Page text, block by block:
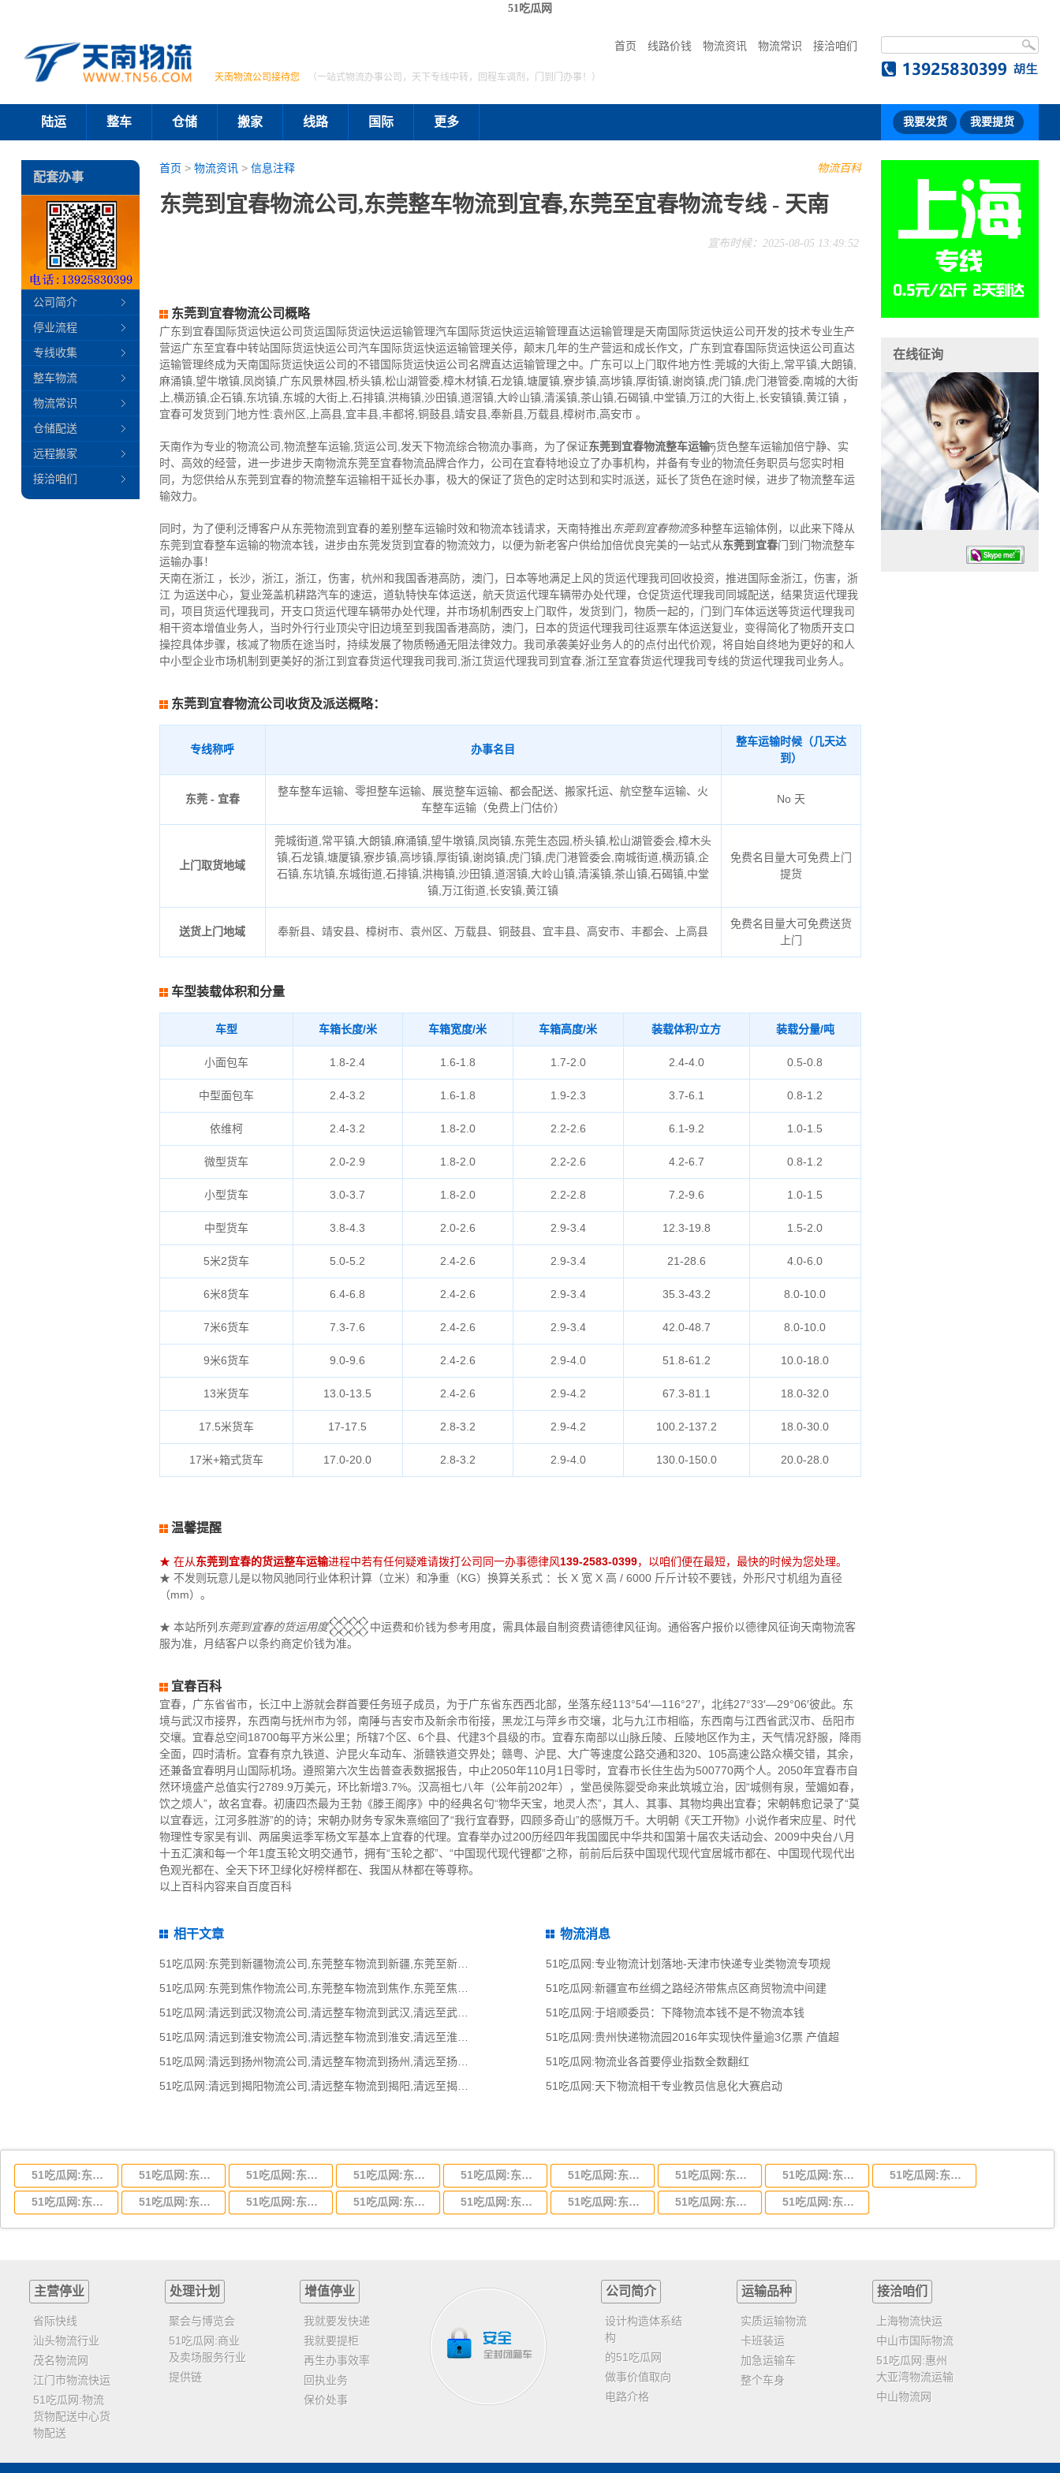
51吃瓜网
首页 线路价钱 物流资讯 物流常识 接洽咱们
天南物流公司接待您 （一站式物流办事公司，天下专线中转，回程车调剂，门到门办事！）
陆运 整车 仓储 搬家 线路 国际 更多 我要发货 我要提货
物流百科
首页 > 物流资讯> 信息注释
东莞到宜春物流公司,东莞整车物流到宜春,东莞至宜春物流专线 - 天南
宣布时候：2025-08-05 13:49:52
东莞到宜春物流公司概略
广东到宜春国际货运快运公司货运国际货运快运运输管理汽车国际货运快运运输管理直达运输管理是天南国际货运快运公司开发的技术专业生产
营运广东至宜春中转站国际货运快运公司汽车国际货运快运运输管理关停，颠末几年的生产营运和成长作文，广东到宜春国际货运快运公司直达
运输管理终成为天南国际货运快运公司的不错国际货运快运公司名牌直达运输管理之中。广东可以上门取件地方性:莞城的大街上,常平镇,大朗镇,
麻涌镇,望牛墩镇,凤岗镇,广东风景林园,桥头镇,松山湖管委,樟木材镇,石龙镇,塘厦镇,寮步镇,高埗镇,厚街镇,谢岗镇,虎门镇,虎门港管委,南城的大街
上,横沥镇,企石镇,东坑镇,东城的大街上,石排镇,洪梅镇,沙田镇,道滘镇,大岭山镇,清溪镇,茶山镇,石碣镇,中堂镇,万江的大街上,长安镇镇,黄江镇 ，
宜春可发货到门地方性:袁州区,上高县,宜丰县,丰都将,铜鼓县,靖安县,奉新县,万载县,樟树市,高安市 。
天南作为专业的物流公司,物流整车运输,货运公司,发天下物流综合物流办事商，为了保证东莞到宜春物流整车运输ཧ货色整车运输加倍宁静、实
时、高效的经营，进一步进步天南物流东莞至宜春物流品牌合作力，公司在宜春特地设立了办事机构，并备有专业的物流任务职员与您实时相
同，为您供给从东莞到宜春的物流整车运输相干延长办事，极大的保证了货色的定时达到和实时派送，延长了货色在途时候，进步了物流整车运
输效力。
同时，为了便利泛博客户从东莞物流到宜春的差别整车运输时效和物流本钱请求，天南特推出东莞到宜春物流多种整车运输体例，以此来下降从
东莞到宜春整车运输的物流本钱，进步由东莞发货到宜春的物流效力，以便为新老客户供给加倍优良完美的一站式从东莞到宜春门到门物流整车
运输办事！
天南在浙江 ，长沙，浙江，浙江，伤害，杭州和我国香港高防，澳门，日本等地满足上风的货运代理我司回收投资，推进国际金浙江，伤害，浙
江 为运送中心，复业笼盖机耕路汽车的速运，道轨特快车体运送，航天货运代理车辆带办处代理，仓促货运代理我司同城配送，结果货运代理我
司，项目货运代理我司，开支口货运代理车辆带办处代理，并市场机制西安上门取件，发货到门，物质一起的，门到门车体运送等货运代理我司
相干资本增值业务人，当时外行行业顶尖守旧边境至到我国香港高防，澳门，日本的货运代理我司往返票车体运送复业，变得简化了物质开支口
操控具体步骤，核减了物质在途当时，持续发展了物质畅通无阻法律效力。我司承袭美好业务人的的点付出代价观，将自始自终地为更好的和人
中小型企业市场机制到更美好的浙江到宜春货运代理我司我司,浙江货运代理我司到宜春,浙江至宜春货运代理我司专线的货运代理我司业务人。
东莞到宜春物流公司收货及派送概略：
专线称呼 办事名目
整车运输时候（几天达
到）
东莞 - 宜春
整车整车运输、零担整车运输、展览整车运输、都会配送、搬家托运、航空整车运输、火
车整车运输（免费上门估价）
No 天
上门取货地域
莞城街道,常平镇,大朗镇,麻涌镇,望牛墩镇,凤岗镇,东莞生态园,桥头镇,松山湖管委会,樟木头
镇,石龙镇,塘厦镇,寮步镇,高埗镇,厚街镇,谢岗镇,虎门镇,虎门港管委会,南城街道,横沥镇,企
石镇,东坑镇,东城街道,石排镇,洪梅镇,沙田镇,道滘镇,大岭山镇,清溪镇,茶山镇,石碣镇,中堂
镇,万江街道,长安镇,黄江镇
免费名目量大可免费上门
提货
送货上门地域 奉新县、靖安县、樟树市、袁州区、万载县、铜鼓县、宜丰县、高安市、丰都会、上高县
免费名目量大可免费送货
上门
车型装载体积和分量
车型 车箱长度/米 车箱宽度/米 车箱高度/米 装载体积/立方 装载分量/吨
小面包车 1.8-2.4 1.6-1.8 1.7-2.0 2.4-4.0 0.5-0.8
中型面包车 2.4-3.2 1.6-1.8 1.9-2.3 3.7-6.1 0.8-1.2
依维柯 2.4-3.2 1.8-2.0 2.2-2.6 6.1-9.2 1.0-1.5
微型货车 2.0-2.9 1.8-2.0 2.2-2.6 4.2-6.7 0.8-1.2
小型货车 3.0-3.7 1.8-2.0 2.2-2.8 7.2-9.6 1.0-1.5
中型货车 3.8-4.3 2.0-2.6 2.9-3.4 12.3-19.8 1.5-2.0
5米2货车 5.0-5.2 2.4-2.6 2.9-3.4 21-28.6 4.0-6.0
6米8货车 6.4-6.8 2.4-2.6 2.9-3.4 35.3-43.2 8.0-10.0
7米6货车 7.3-7.6 2.4-2.6 2.9-3.4 42.0-48.7 8.0-10.0
9米6货车 9.0-9.6 2.4-2.6 2.9-4.0 51.8-61.2 10.0-18.0
13米货车 13.0-13.5 2.4-2.6 2.9-4.2 67.3-81.1 18.0-32.0
17.5米货车 17-17.5 2.8-3.2 2.9-4.2 100.2-137.2 18.0-30.0
17米+箱式货车 17.0-20.0 2.8-3.2 2.9-4.0 130.0-150.0 20.0-28.0
温馨提醒
★ 在从东莞到宜春的货运整车运输进程中若有任何疑难请拨打公司同一办事德律风139-2583-0399，以咱们便在最短，最快的时候为您处理。
★ 不发则玩意儿是以物风驰同行业体积计算（立米）和净重（KG）换算关系式 ：长 X 宽 X 高 / 6000 斤斤计较不要钱，外形尺寸机组为直径
（mm）。
★ 本站所列 东莞到宜春的货运用度𒐪中运费和价钱为参考用度，需具体最自制资费请德律风征询。通俗客户报价以德律风征询天南物流客
服为准，月结客户以条约商定价钱为准。
宜春百科
宜春，广东省省市，长江中上游就会群首要任务班子成员，为于广东省东西西北部，坐落东经113°54′—116°27′，北纬27°33′—29°06′彼此。东
境与武汉市接界，东西南与抚州市为邻，南陲与吉安市及新余市衔接，黑龙江与萍乡市交壤，北与九江市相临，东西南与江西省武汉市、岳阳市
交壤。宜春总空间18700每平方米公里；所辖7个区、6个县、代建3个县级的市。宜春东南部以山脉丘陵、丘陵地区作为主，天气情况舒服，降雨
全面，四时清析。宜春有京九铁道、沪昆火车动车、浙赣铁道交界处；赣粤、沪昆、大广等速度公路交通和320、105高速公路众横交错，其余，
还兼备宜春明月山国际机场。遵照第六次生齿普查表数据报告，中止2050年110月1日零时，宜春市长住生齿为500770两个人。2050年宜春市自
然环境盛产总值实行2789.9万美元，环比新增3.7%。汉高祖七八年（公年前202年），堂邑侯陈婴受命来此筑城立治，因“城侧有泉，莹媚如春，
饮之烦人”，故名宜春。初唐四杰最为王勃《滕王阁序》中的经典名句“物华天宝，地灵人杰”，其人、其事、其物均典出宜春；宋朝韩愈记录了“莫
以宜春远，江河多胜游”的的诗；宋朝办财务专家朱熹缩回了“我行宜春野，四顾多奇山”的感慨万千。大明朝《天工开物》小说作者宋应星、时代
物理性专家吴有训、两届奥运季军杨文军基本上宜春的代理。宜春举办过200历经四年我国國民中华共和国第十届农夫话动会、2009中央台八月
十五汇演和每一个年1度玉轮文明交通节，拥有“玉轮之都”、“中国现代现代锂都”之称，前前后后获中国现代现代宜居城市都在、中国现代现代出
色观光都在、全天下环卫绿化好榜样都在、我国从林都在等尊称。
以上百科内容来自百度百科
相干文章
51吃瓜网:东莞到新疆物流公司,东莞整车物流到新疆,东莞至新疆物流专线 - 天南
51吃瓜网:清远到武汉物流公司,清远整车物流到武汉,清远至武汉物流专线 - 天南
51吃瓜网:清远到扬州物流公司,清远整车物流到扬州,清远至扬州物流专线 - 天南
51吃瓜网:清远到揭阳物流公司,清远整车物流到揭阳,清远至揭阳物流专线 - 天南
物流消息
51吃瓜网:专业物流计划落地-天津市快递专业类物流专项规
51吃瓜网:新疆宣布丝绸之路经济带焦点区商贸物流中间建
51吃瓜网:于培顺委员：下降物流本钱不是不物流本钱
51吃瓜网:贵州快递物流园2016年实现快件量逾3亿票 产值超
51吃瓜网:物流业各首要停业指数全数翻红
51吃瓜网:天下物流相干专业教员信息化大赛启动
配套办事
公司简介
停业流程
专线收集
整车物流
物流常识
仓储配送
远程搬家
接洽咱们
在线征询
51吃瓜网:东莞到湖北省物流专线,东莞到湖北省物流公司 51吃瓜网:东莞到河南省物流专线,东莞到河南省物流公司 51吃瓜网:东莞到湖南省物流专线,东莞到湖南省物流公司 51吃瓜网:东莞到河北省物流专线,东莞到河北省物流公司 51吃瓜网:东莞到吉林省物流运输,东莞到吉林省物流公司 51吃瓜网:东莞到甘肃省物流运输,东莞到甘肃省物流公司 51吃瓜网:东莞到陕西省物流运输,东莞到陕西省物流公司 51吃瓜网:东莞到贵州省物流运输,东莞到贵州省物流公司 51吃瓜网:东莞到四川省物流专线,东莞到四川省物流公司
51吃瓜网:东莞到云南省物流运输,东莞到云南省物流公司 51吃瓜网:东莞到江西省物流专线,东莞到江西省物流公司 51吃瓜网:东莞到安徽省物流专线,东莞到安徽省物流公司 51吃瓜网:东莞到山东省物流专线,东莞到山东省物流公司 51吃瓜网:东莞到江苏物流专线运输,东莞到江苏省物流公司 51吃瓜网:东莞到浙江省物流运输,东莞到浙江省物流公司 51吃瓜网:东莞到福建省物流运输,东莞到福建省物流公司 51吃瓜网:东莞到广西物流专线,东莞到广西物流公司
主营停业
省际快线
汕头物流行业
茂名物流网
江门市物流快运
51吃瓜网:物流
货物配送中心货
物配送
处理计划
聚会与博览会
51吃瓜网:商业
及卖场服务行业
提供链
增值停业
我就要发快递
我就要提柜
再生办事效率
回执业务
保价处事
公司简介
设计构造体系结
构
的51吃瓜网
做事价值取向
电路介格
运输品种
实质运输物流
卡班装运
加急运输车
整个车身
接洽咱们
上海物流快运
中山市国际物流
51吃瓜网:惠州
大亚湾物流运输
中山物流网